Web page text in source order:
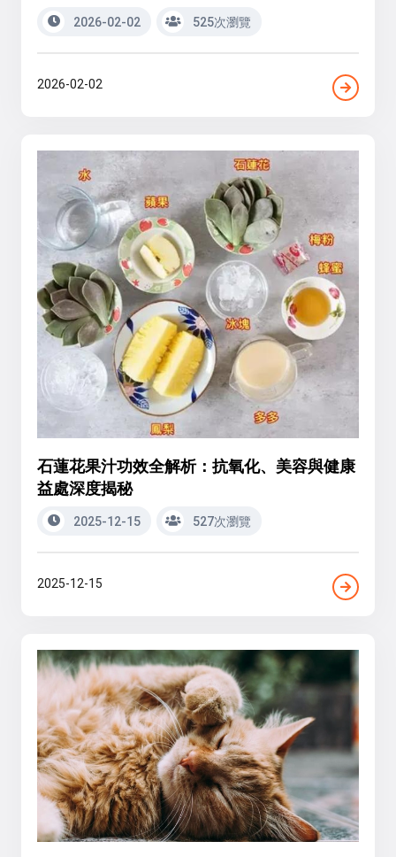
2026-02-02 525次瀏覽
2026-02-02
石蓮花果汁功效全解析：抗氧化、美容與健康
益處深度揭秘
2025-12-15 527次瀏覽
2025-12-15